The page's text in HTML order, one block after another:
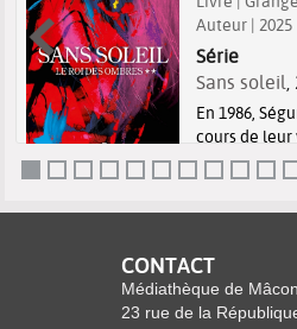
Auteur | 2025
Série
Sans soleil,
En 1986,
cours de
réunit à
le tueur est
personnes
CONTACT
Médiathèque de Mâcon
23 rue de la